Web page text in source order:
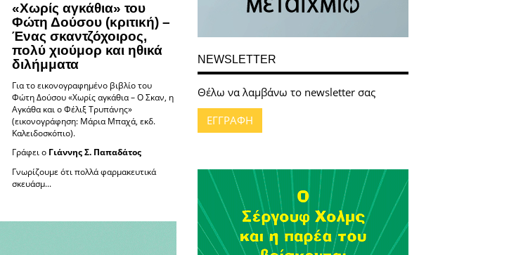
«Χωρίς αγκάθια» του
Φώτη Δούσου (κριτική) –
Ένας σκαντζόχοιρος,
πολύ χιούμορ και ηθικά
διλήμματα
Για το εικονογραφημένο βιβλίο του
Φώτη Δούσου «Χωρίς αγκάθια – Ο Σκαν, η
Αγκάθα και ο Φέλιξ Τρυπάνης»
(εικονογράφηση: Μάρια Μπαχά, εκδ.
Καλειδοσκόπιο).
Γράφει ο Γιάννης Σ. Παπαδάτος
Γνωρίζουμε ότι πολλά φαρμακευτικά
σκευάσμ...
NEWSLETTER
Θέλω να λαμβάνω το newsletter σας
ΕΓΓΡΑΦΗ